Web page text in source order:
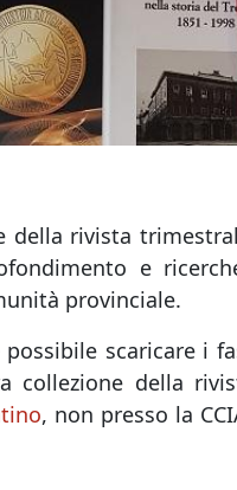
della rivista
e
provinciale.
scaricare i
collezione della
, non presso la